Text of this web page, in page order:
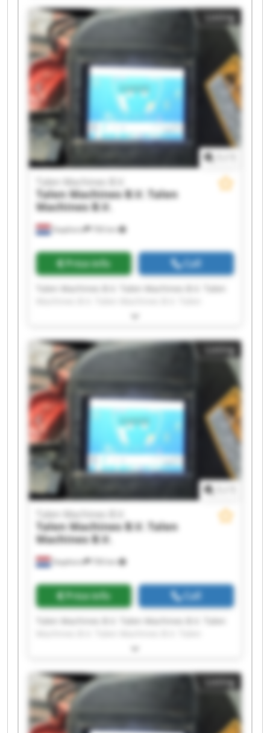
Machines B.V. Talen Machines B.V. Talen
Machines B.V. Talen Machines B.V. Talen
Machines B.V. Talen Machines B.V. Talen
Machines B.V. Talen Machines B.V. Talen
Machines B.V. Talen Machines B.V. Talen
Machines B.V. Talen Machines B.V.
Listing
Staphorst 700 km
Talen Machines B.V.
Talen Machines B.V. Talen
Machines B.V.
Price info Call
Talen Machines B.V. Talen Machines B.V. Talen
Machines B.V. Talen Machines B.V. Talen
Machines B.V. Talen Machines B.V. Talen
Machines B.V. Talen Machines B.V. Talen
Machines B.V. Talen Machines B.V. Talen
Machines B.V. Talen Machines B.V. Talen
Machines B.V. Talen Machines B.V. Talen
Machines B.V. Talen Machines B.V.
Listing
Staphorst 700 km
Talen Machines B.V.
Talen Machines B.V. Talen
Machines B.V.
Price info Call
Talen Machines B.V. Talen Machines B.V. Talen
Machines B.V. Talen Machines B.V. Talen
Machines B.V. Talen Machines B.V. Talen
Machines B.V. Talen Machines B.V. Talen
Machines B.V. Talen Machines B.V. Talen
Machines B.V. Talen Machines B.V. Talen
Machines B.V. Talen Machines B.V. Talen
Listing